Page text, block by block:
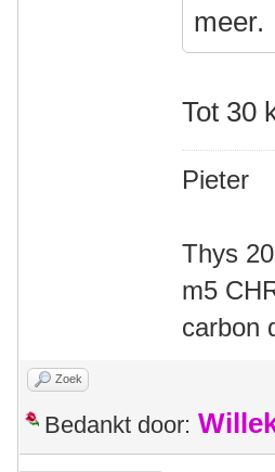
meer.
Tot 30
Pieter
Thys
m5
carbon
Zoek
Bedankt door: